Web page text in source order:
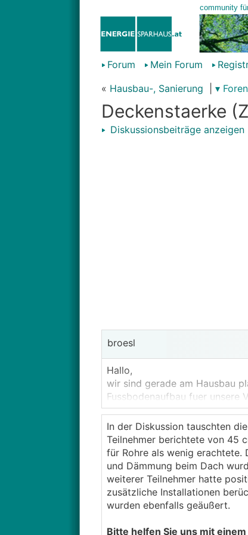
Forum Mein Forum
« Hausbau-, Sanierung ▾
Deckenstaerke
Diskussionsbeiträge anzeigen
broesl
Hallo,
wir sind gerade am Hausbau
Fussbodenaufbau fuer unsere
Ich wuerde fuer Betondecke
40cm veranschlagen (~25cm
Falls wir Holzdecke (z.B. CLT)
Ist schon klar, dass ich jetzt
realistisch?
Danke und LG!
In der Diskussion tauschten
Teilnehmer berichtete von 45
für Rohre als wenig erachtete.
und Dämmung beim Dach
weiterer Teilnehmer hatte
zusätzliche Installationen
wurden ebenfalls geäußert.
Bitte helfen Sie uns mit